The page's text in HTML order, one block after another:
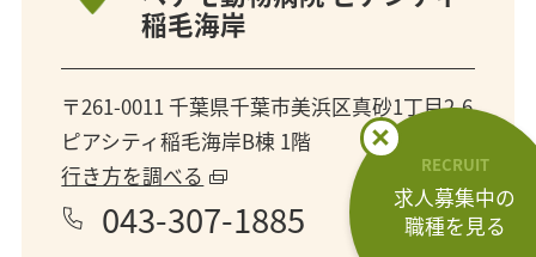
稲毛海岸
〒261-0011 千葉県千葉市美浜区真砂1丁目2-6
ピアシティ稲毛海岸B棟 1階
行き方を調べる
043-307-1885
RECRUIT
求人募集中の
職種を見る